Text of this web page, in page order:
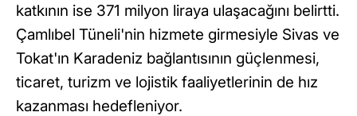
katkının ise 371 milyon liraya ulaşacağını belirtti.
Çamlıbel Tüneli'nin hizmete girmesiyle Sivas ve
Tokat'ın Karadeniz bağlantısının güçlenmesi,
ticaret, turizm ve lojistik faaliyetlerinin de hız
kazanması hedefleniyor.